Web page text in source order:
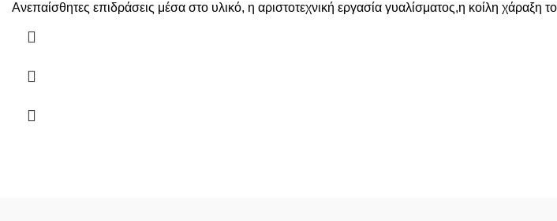
Ανεπαίσθητες επιδράσεις μέσα στο υλικό, η αριστοτεχνική εργασία γυαλίσματος,η κοίλη χάραξη